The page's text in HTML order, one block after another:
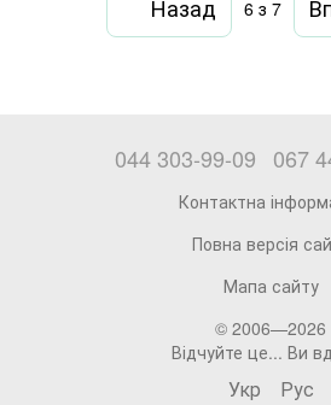
Назад 6 з 7
044 303-99-09 067
Контактна
Повна версія
Мапа сайту
© 2006—2026
Відчуйте це... Ви
Укр Рус